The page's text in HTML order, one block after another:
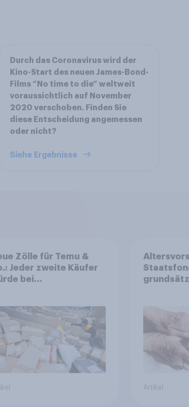
Durch das Coronavirus wird der
Kino-Start des neuen James-Bond-
Films “No time to die” weltweit
voraussichtlich auf November
2020 verschoben. Finden Sie
diese Entscheidung angemessen
oder nicht?
Siehe Ergebnisse
Zölle für Temu &
Jeder zweite Käufer
bei
Akzeptanz
Artikel